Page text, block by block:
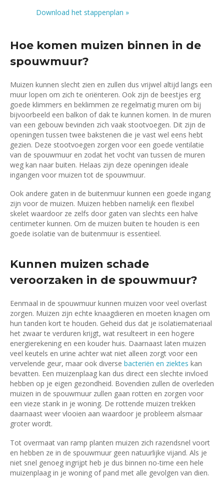
Download het stappenplan »
Hoe komen muizen binnen in de
spouwmuur?
Muizen kunnen slecht zien en zullen dus vrijwel altijd langs een
muur lopen om zich te oriënteren. Ook zijn de beestjes erg
goede klimmers en beklimmen ze regelmatig muren om bij
bijvoorbeeld een balkon of dak te kunnen komen. In de muren
van een gebouw bevinden zich vaak stootvoegen. Dit zijn de
openingen tussen twee bakstenen die je vast wel eens hebt
gezien. Deze stootvoegen zorgen voor een goede ventilatie
van de spouwmuur en zodat het vocht van tussen de muren
weg kan naar buiten. Helaas zijn deze openingen ideale
ingangen voor muizen tot de spouwmuur.
Ook andere gaten in de buitenmuur kunnen een goede ingang
zijn voor de muizen. Muizen hebben namelijk een flexibel
skelet waardoor ze zelfs door gaten van slechts een halve
centimeter kunnen. Om de muizen buiten te houden is een
goede isolatie van de buitenmuur is essentieel.
Kunnen muizen schade
veroorzaken in de spouwmuur?
Eenmaal in de spouwmuur kunnen muizen voor veel overlast
zorgen. Muizen zijn echte knaagdieren en moeten knagen om
hun tanden kort te houden. Geheid dus dat je isolatiemateriaal
het zwaar te verduren krijgt, wat resulteert in een hogere
energierekening en een kouder huis. Daarnaast laten muizen
veel keutels en urine achter wat niet alleen zorgt voor een
vervelende geur, maar ook diverse bacteriën en ziektes kan
bevatten. Een muizenplaag kan dus direct een slechte invloed
hebben op je eigen gezondheid. Bovendien zullen de overleden
muizen in de spouwmuur zullen gaan rotten en zorgen voor
een vieze stank in je woning. De rottende muizen trekken
daarnaast weer vlooien aan waardoor je probleem alsmaar
groter wordt.
Tot overmaat van ramp planten muizen zich razendsnel voort
en hebben ze in de spouwmuur geen natuurlijke vijand. Als je
niet snel genoeg ingrijpt heb je dus binnen no-time een hele
muizenplaag in je woning of pand met alle gevolgen van dien.